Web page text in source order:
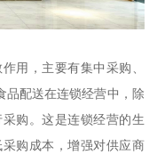
用，主要有集中采购、
品配送在连锁经营中，除
购。这是连锁经营的生
购成本，增强对供应商